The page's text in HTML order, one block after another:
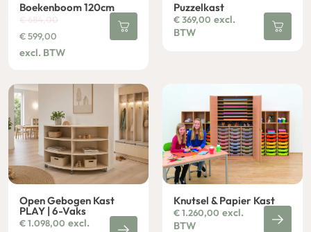
Boekenboom 120cm
€ 684,00
€599,00
excl. BTW
Puzzelkast
€369,00 excl.
BTW
Open Gebogen Kast
PLAY | 6-Vaks
€1.098,00 excl.
Knutsel & Papier Kast
€1.260,00 excl.
BTW